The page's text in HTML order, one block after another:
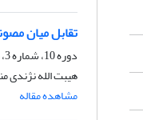
تقابل میان
دوره 10، شماره 3، زمستان 1392، صفحه
هیبت الله نژندی
مشاهده مقاله